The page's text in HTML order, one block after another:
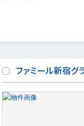
ファミール新宿グ